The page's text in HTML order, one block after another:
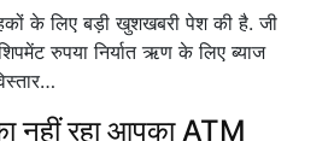
के लिए बड़ी खुशखबरी पेश की है. जी
रुपया निर्यात ऋण के लिए ब्याज
नहीं रहा आपका ATM